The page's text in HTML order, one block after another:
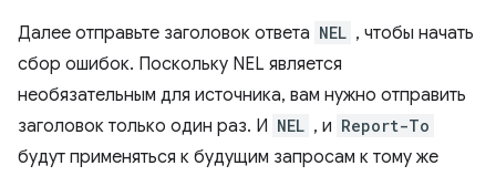
Далее отправьте заголовок ответа NEL , чтобы начать
сбор ошибок. Поскольку NEL является
необязательным для источника, вам нужно отправить
заголовок только один раз. И NEL , и Report-To
будут применяться к будущим запросам к тому же